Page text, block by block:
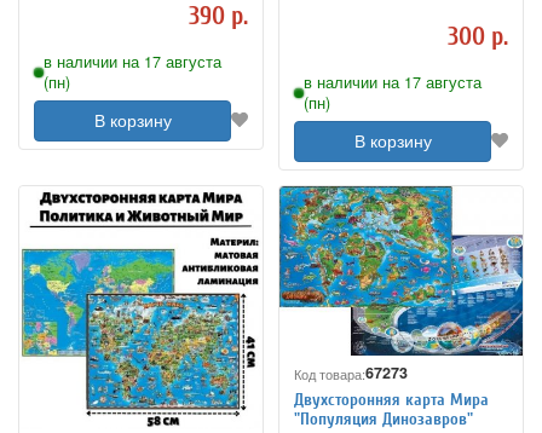
390 р.
в наличии на 17 августа
(пн)
В корзину
300 р.
в наличии на 17 августа
(пн)
В корзину
Код товара:67273
Двухсторонняя карта Мира
"Популяция Динозавров"